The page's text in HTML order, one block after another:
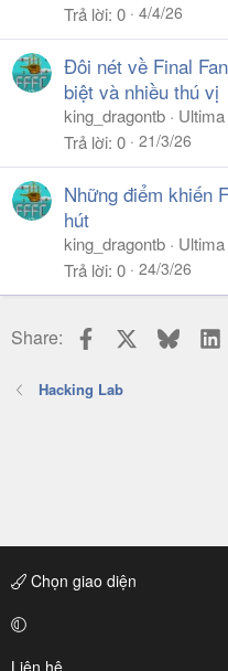
Trả lời 0 4/4/26
Đôi nét về Final
biệt và nhiều thú vị
king_dragontb
Trả lời 0 21/3/26
Những điểm khiến
hút
king_dragontb
Trả lời 0 24/3/26
Share: Facebook Bluesky
Hacking Lab
Chọn giao diện
Liên hệ